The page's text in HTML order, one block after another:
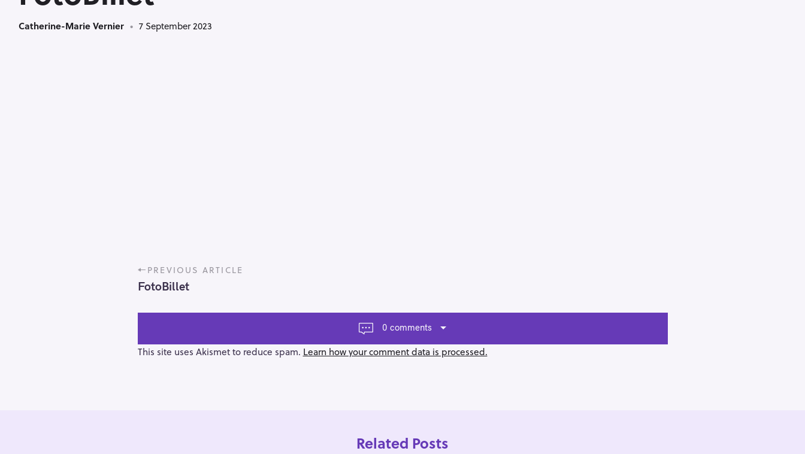
Catherine-Marie Vernier 7 September 2023
P
o
s
t
v
PREVIOUS ARTICLE
FotoBillet
0 comments
This site uses Akismet to reduce spam. Learn how your comment data is processed.
Related Posts